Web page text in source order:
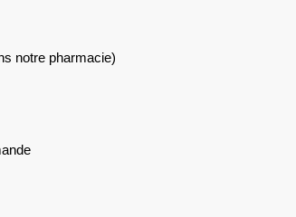
notre pharmacie)